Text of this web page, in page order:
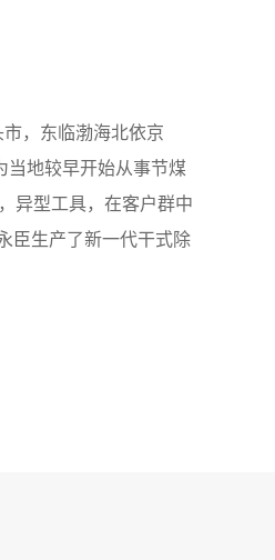
，东临渤海北依京
地较早开始从事节煤
异型工具，在客户群中
臣生产了新一代干式除